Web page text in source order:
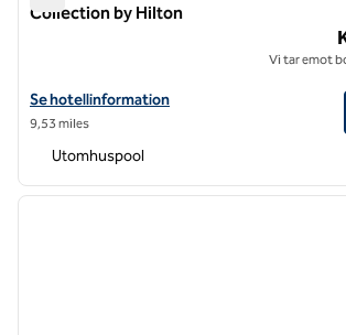
Collection by Hilton
The Sunny Miami Sunny Isles Beach,
Visa hotelluppgifter för The Sunny Miami
Se hotellinformation
9,53 miles
Vi tar emot
Utomhuspool
1 av 12